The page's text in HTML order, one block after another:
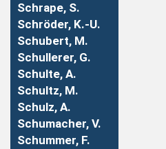
Schrape, S.
Schröder, K.-U.
Schubert, M.
Schullerer, G.
Schulte, A.
Schultz, M.
Schulz, A.
Schumacher, V.
Schummer, F.